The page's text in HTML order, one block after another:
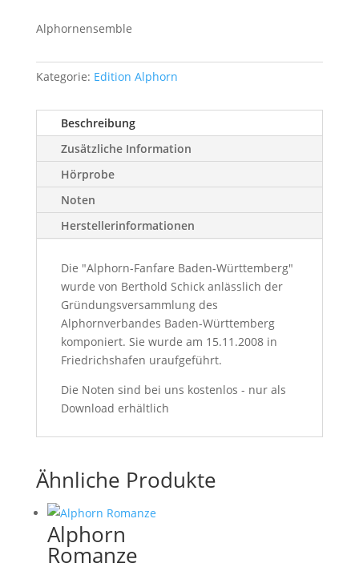
Alphornensemble
Kategorie: Edition Alphorn
Beschreibung
Zusätzliche Information
Hörprobe
Noten
Herstellerinformationen
Die "Alphorn-Fanfare Baden-Württemberg"
wurde von Berthold Schick anlässlich der
Gründungsversammlung des
Alphornverbandes Baden-Württemberg
komponiert. Sie wurde am 15.11.2008 in
Friedrichshafen uraufgeführt.
Die Noten sind bei uns kostenlos - nur als
Download erhältlich
Ähnliche Produkte
Alphorn
Romanze